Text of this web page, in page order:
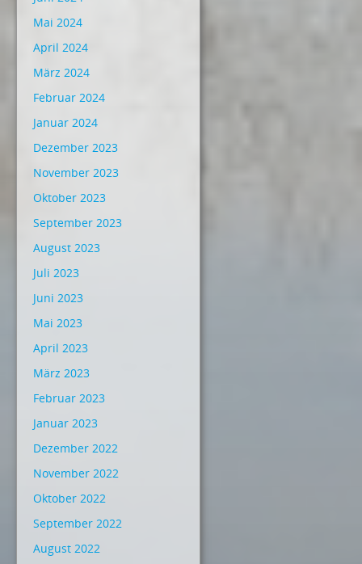
Mai 2024
April 2024
März 2024
Februar 2024
Januar 2024
Dezember 2023
November 2023
Oktober 2023
September 2023
August 2023
Juli 2023
Juni 2023
Mai 2023
April 2023
März 2023
Februar 2023
Januar 2023
Dezember 2022
November 2022
Oktober 2022
September 2022
August 2022